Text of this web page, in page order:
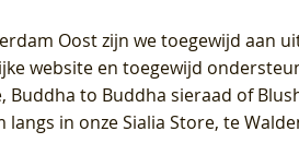
Oostzijn we toegewijd aan
website en toegewijd
Buddha to Buddha sieraad of
in onze Sialia Store, te